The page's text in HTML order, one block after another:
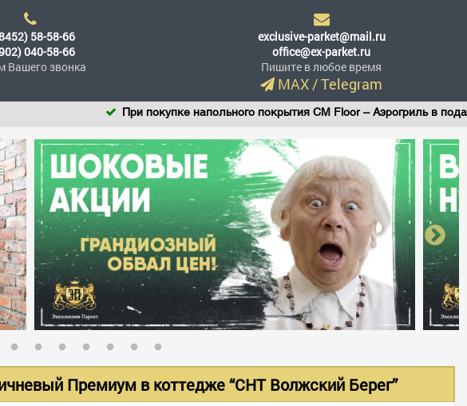
58-58-66
040-58-66
Вашего звонка
exclusive-parket@mail.ru
office@ex-parket.ru
Пишите в любое время
MAX/Telegram
При покупке напольного покрытия CM Floor – Аэрогриль в подарок!
Премиум в коттедже “СНТ Волжский Берег”